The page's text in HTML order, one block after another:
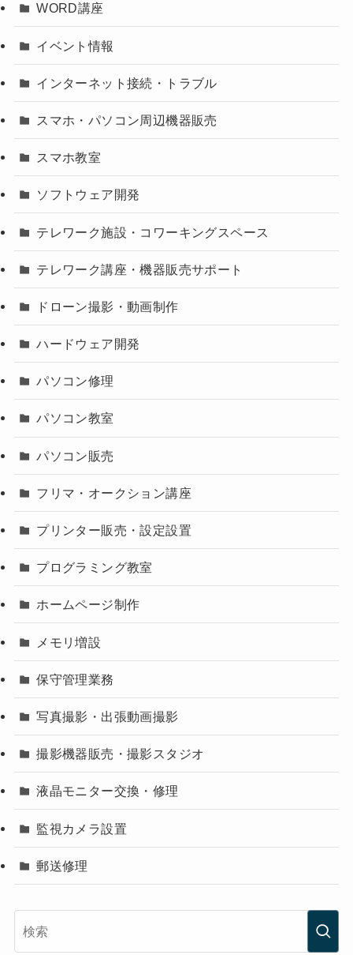
WORD講座
イベント情報
インターネット接続・トラブル
スマホ・パソコン周辺機器販売
スマホ教室
ソフトウェア開発
テレワーク施設・コワーキングスペース
テレワーク講座・機器販売サポート
ドローン撮影・動画制作
ハードウェア開発
パソコン修理
パソコン教室
パソコン販売
フリマ・オークション講座
プリンター販売・設定設置
プログラミング教室
ホームページ制作
メモリ増設
保守管理業務
写真撮影・出張動画撮影
撮影機器販売・撮影スタジオ
液晶モニター交換・修理
監視カメラ設置
郵送修理